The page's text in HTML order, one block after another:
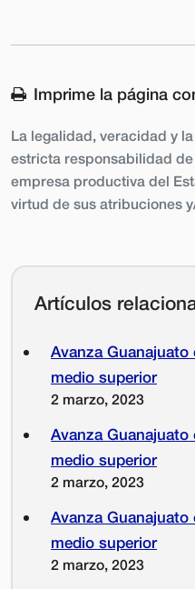
Imprime la página
La legalidad, veracidad y
estricta responsabilidad
empresa productiva del
virtud de sus atribuciones
Artículos
Avanza
medio superior
2 marzo, 2023
Avanza
medio superior
2 marzo, 2023
Avanza
medio superior
2 marzo, 2023